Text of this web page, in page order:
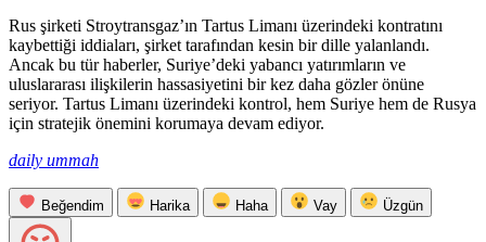
Rus şirketi Stroytransgaz’ın Tartus Limanı üzerindeki kontratını
kaybettiği iddiaları, şirket tarafından kesin bir dille yalanlandı.
Ancak bu tür haberler, Suriye’deki yabancı yatırımların ve
uluslararası ilişkilerin hassasiyetini bir kez daha gözler önüne
seriyor. Tartus Limanı üzerindeki kontrol, hem Suriye hem de Rusya
için stratejik önemini korumaya devam ediyor.
daily ummah
Beğendim Harika Haha Vay Üzgün